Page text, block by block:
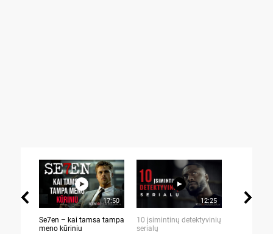
17:50
Se7en – kai tamsa tampa
meno kūriniu
12:25
10 įsimintinų detektyvinių
serialų